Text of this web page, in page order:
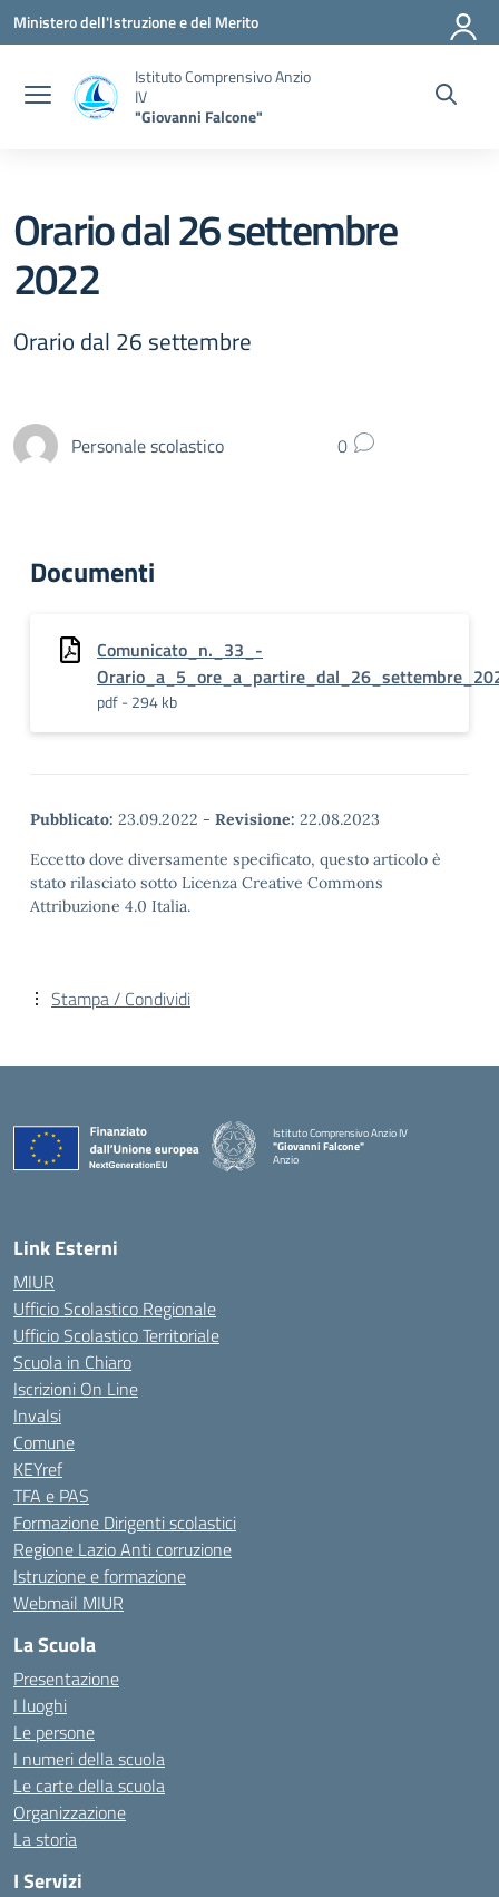
Vai ai contenuti
Vai al menu di navigazione
Vai al footer
Ministero dell'Istruzione e del Merito
Istituto Comprensivo Anzio
IV
"Giovanni Falcone"
Orario dal 26 settembre
2022
Orario dal 26 settembre
Personale scolastico 0
Documenti
Comunicato_n._33_-
pdf - 294 kb
Pubblicato: 23.09.2022 - Revisione: 22.08.2023
Eccetto dove diversamente specificato, questo articolo è
stato rilasciato sotto Licenza Creative Commons
Attribuzione 4.0 Italia.
Stampa / Condividi
Istituto Comprensivo Anzio IV
"Giovanni Falcone"
Anzio
Link Esterni
MIUR
Ufficio Scolastico Regionale
Ufficio Scolastico Territoriale
Scuola in Chiaro
Iscrizioni On Line
Invalsi
Comune
KEYref
TFA e PAS
Formazione Dirigenti scolastici
Regione Lazio Anti corruzione
Istruzione e formazione
Webmail MIUR
La Scuola
Presentazione
I luoghi
Le persone
I numeri della scuola
Le carte della scuola
Organizzazione
La storia
I Servizi